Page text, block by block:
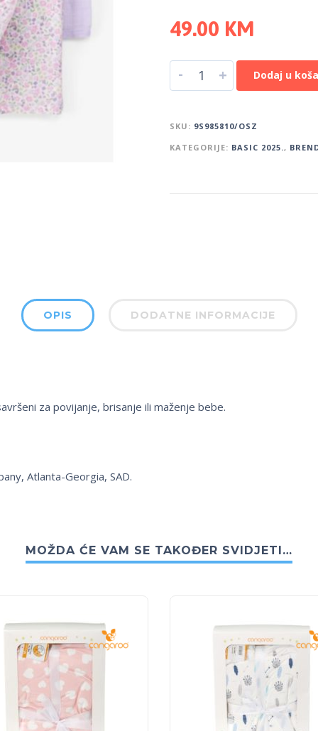
49.00 KM
- + Dodaj u
SKU: 9S985810/OSZ
KATEGORIJE: BASIC 2025.,
OPIS DODATNE INFORMACIJE
za povijanje, brisanje ili maženje bebe.
Atlanta-Georgia, SAD.
MOŽDA ĆE VAM SE TAKOĐER SVIDJETI…